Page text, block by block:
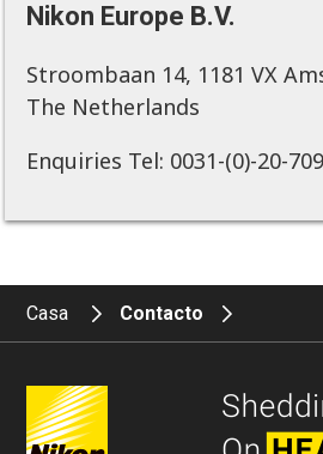
Nikon Europe B.V.
Stroombaan 14, 1181 VX
The Netherlands
Enquiries Tel: 0031-(0)-20-
Casa Contacto